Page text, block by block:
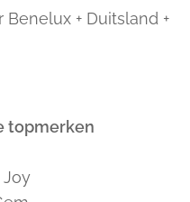
+ Duitsland +
topmerken
Joy